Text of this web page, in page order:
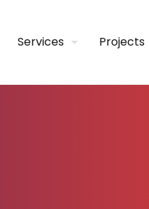
Services Projects